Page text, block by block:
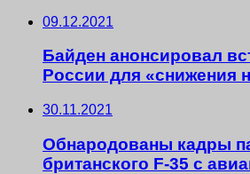
09.12.2021
Байден анонсировал
России для «снижения
30.11.2021
Обнародованы кадры
британского F-35 с